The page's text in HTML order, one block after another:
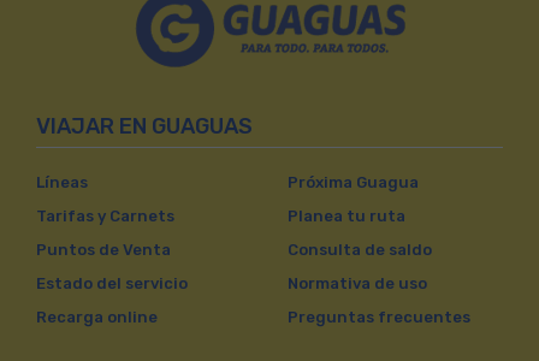
VIAJAR EN GUAGUAS
Líneas
Tarifas y Carnets
Puntos de Venta
Estado del servicio
Recarga online
Próxima Guagua
Planea tu ruta
Consulta de saldo
Normativa de uso
Preguntas frecuentes